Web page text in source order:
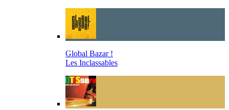
Global Bazar !
Les Inclassables